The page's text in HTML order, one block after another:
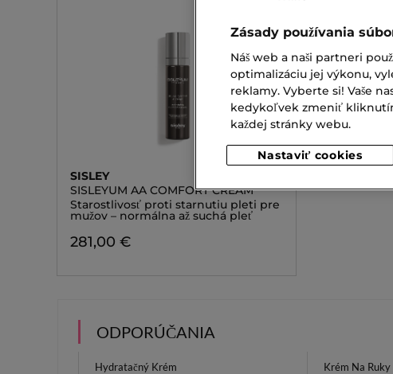
SISLEY
SISLEYUM AA COMFORT CREAM
Starostlivosť proti starnutiu pleti pre
mužov – normálna až suchá pleť
281,00 €
ODPORÚČANIA
Hydratačný Krém Krém Na Ruky
Zásady používania
Náš web a naši partneri
optimalizáciu jej výkonu,
reklamy. Vyberte si! Vaše
kedykoľvek zmeniť
každej stránky webu.
Nastaviť cookies